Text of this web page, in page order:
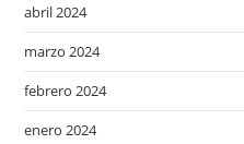
abril 2024
marzo 2024
febrero 2024
enero 2024